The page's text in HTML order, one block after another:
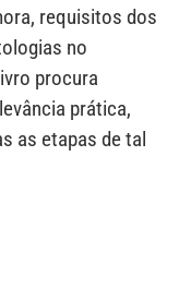
requisitos dos
no
procura
prática,
as etapas de tal